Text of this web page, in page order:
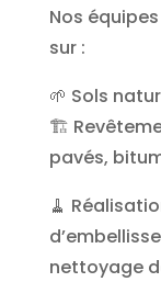
Nos
sur :
🌱 Sols
🏗️
pavés,
🧹
nettoyage